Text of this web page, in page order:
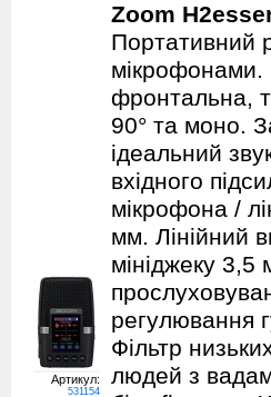
Артикул:
531154
Zoom
Портативний
фронтальна,
90° та моно.
ідеальний
вхідного
мікрофона /
мм. Лінійний
мініджеку
регулювання
Фільтр
людей з